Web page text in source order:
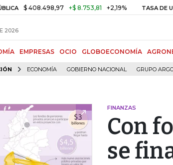
$ 408.498,97 +$ 8.753,81 +2,19% TASA DE USURA
2026
EMPRESAS OCIO GLOBOECONOMÍA
ECONOMÍA GOBIERNO NACIONAL GRUPO
FINANZAS
Con
se